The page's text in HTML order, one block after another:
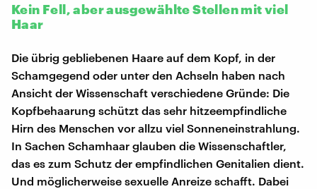
Kein Fell, aber ausgewählte Stellen mit viel
Haar
Die übrig gebliebenen Haare auf dem Kopf, in der
Schamgegend oder unter den Achseln haben nach
Ansicht der Wissenschaft verschiedene Gründe: Die
Kopfbehaarung schützt das sehr hitzeempfindliche
Hirn des Menschen vor allzu viel Sonneneinstrahlung.
In Sachen Schamhaar glauben die Wissenschaftler,
das es zum Schutz der empfindlichen Genitalien dient.
Und möglicherweise sexuelle Anreize schafft. Dabei